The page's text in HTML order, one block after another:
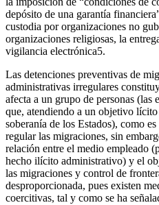
depósito de una garantía
custodia por organizaciones no
organizaciones religiosas, la
vigilancia electrónica5.
Las detenciones preventivas de
administrativas irregulares
afecta a un grupo de personas (las
que, atendiendo a un objetivo
soberanía de los Estados), como
regular las migraciones, sin
relación entre el medio empleado
hecho ilícito administrativo) y el
las migraciones y control de
desproporcionada, pues existen
coercitivas, tal y como se ha